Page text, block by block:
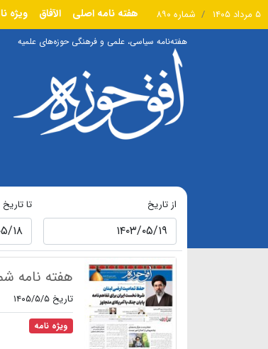
۵ مرداد ۱۴۰۵ شماره ۸۹۰ هفته نامه اصلی الآفاق ویژه
هفته‌نامه سیاسی، علمی و فرهنگی حوزه‌های علمیه
از تاریخ تا تاریخ
هفته نامه
تاریخ ۱۴۰۵/۵/۵
ویژه نامه